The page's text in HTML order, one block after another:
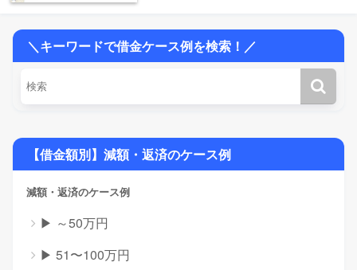
＼キーワードで借金ケース例を検索！／
【借金額別】減額・返済のケース例
減額・返済のケース例
▶ ～50万円
▶ 51〜100万円